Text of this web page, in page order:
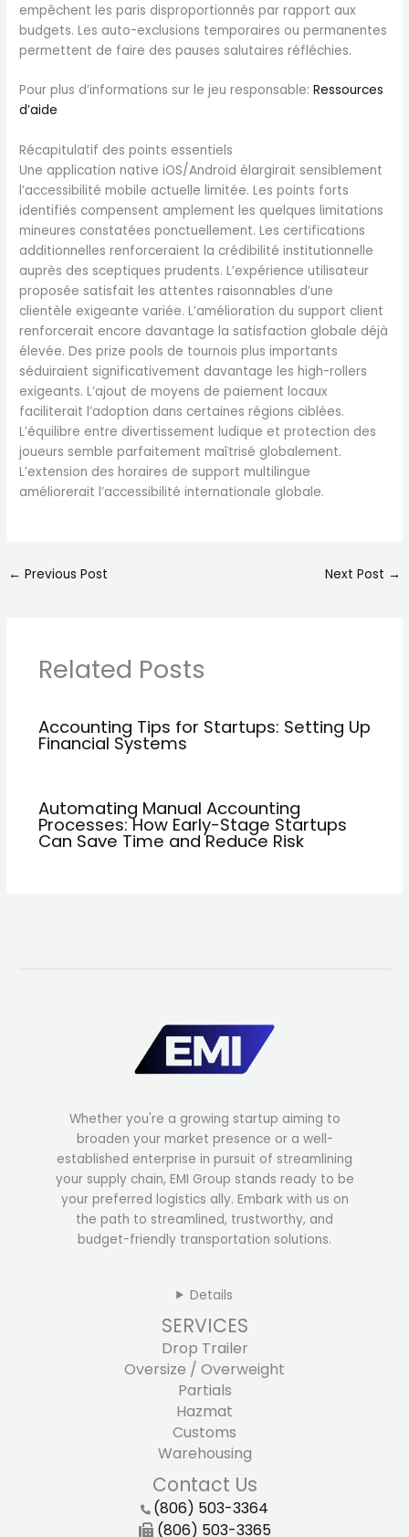
empêchent les paris disproportionnés par rapport aux
budgets. Les auto-exclusions temporaires ou permanentes
permettent de faire des pauses salutaires réfléchies.
Pour plus d’informations sur le jeu responsable:Ressources
d’aide
Récapitulatif des points essentiels
Une application native iOS/Android élargirait sensiblement
l’accessibilité mobile actuelle limitée. Les points forts
identifiés compensent amplement les quelques limitations
mineures constatées ponctuellement. Les certifications
additionnelles renforceraient la crédibilité institutionnelle
auprès des sceptiques prudents. L’expérience utilisateur
proposée satisfait les attentes raisonnables d’une
clientèle exigeante variée. L’amélioration du support client
renforcerait encore davantage la satisfaction globale déjà
élevée. Des prize pools de tournois plus importants
séduiraient significativement davantage les high-rollers
exigeants. L’ajout de moyens de paiement locaux
faciliterait l’adoption dans certaines régions ciblées.
L’équilibre entre divertissement ludique et protection des
joueurs semble parfaitement maîtrisé globalement.
L’extension des horaires de support multilingue
améliorerait l’accessibilité internationale globale.
← Previous Post Next Post →
Related Posts
Accounting Tips for Startups: Setting Up
Financial Systems
Automating Manual Accounting
Processes: How Early-Stage Startups
Can Save Time and Reduce Risk
Whether you're a growing startup aiming to
broaden your market presence or a well-
established enterprise in pursuit of streamlining
your supply chain, EMI Group stands ready to be
your preferred logistics ally. Embark with us on
the path to streamlined, trustworthy, and
budget-friendly transportation solutions.
Details
SERVICES
Drop Trailer
Oversize / Overweight
Partials
Hazmat
Customs
Warehousing
Contact Us
(806) 503-3364
(806) 503-3365